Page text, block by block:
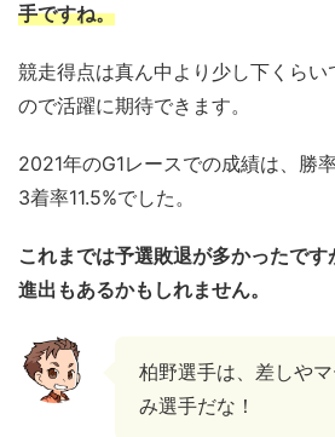
手ですね。
競走得点は真ん中より少し下くらい
ので活躍に期待できます。
2021年のG1レースでの成績は、勝
3着率11.5%でした。
これまでは予選敗退が多かったで
進出もあるかもしれません。
柏野選手は、差しや
み選手だな！